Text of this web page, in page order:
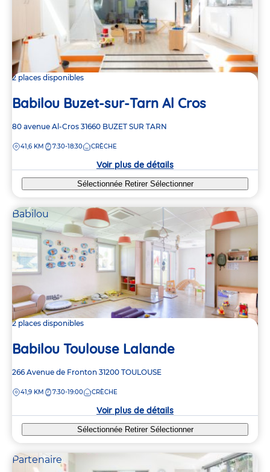
2 places disponibles
Babilou Buzet-sur-Tarn Al Cros
Adresse
la
80 avenue Al-Cros 31660 BUZET SUR TARN
DISTANCE
41,6 KM 7:30-18:30 CRÈCHE
Voir plus de détails
Sélectionnée Retirer Sélectionner
Babilou
2 places disponibles
Babilou Toulouse Lalande
Adresse
la
266 Avenue de Fronton 31200 TOULOUSE
DISTANCE
41,9 KM 7:30-19:00 CRÈCHE
Voir plus de détails
Sélectionnée Retirer Sélectionner
Partenaire